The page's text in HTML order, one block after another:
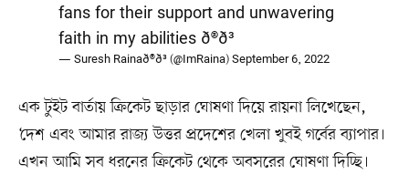
fans for their support and unwavering
faith in my abilities ð®ð³
— Suresh Rainað®ð³ (@ImRaina)September 6, 2022
এক টুইট বার্তায় ক্রিকেট ছাড়ার ঘোষণা দিয়ে রায়না লিখেছেন,
‘দেশ এবং আমার রাজ্য উত্তর প্রদেশের খেলা খুবই গর্বের ব্যাপার।
এখন আমি সব ধরনের ক্রিকেট থেকে অবসরের ঘোষণা দিচ্ছি।